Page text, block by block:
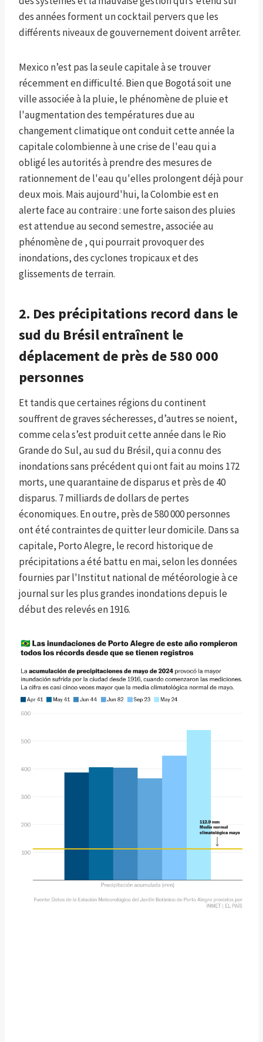
des années forment un cocktail pervers que les
différents niveaux de gouvernement doivent arrêter.
Mexico n’est pas la seule capitale à se trouver
récemment en difficulté. Bien que Bogotá soit une
ville associée à la pluie, le phénomène de pluie et
l'augmentation des températures due au
changement climatique ont conduit cette année la
capitale colombienne à une crise de l'eau qui a
obligé les autorités à prendre des mesures de
rationnement de l'eau qu'elles prolongent déjà pour
deux mois. Mais aujourd'hui, la Colombie est en
alerte face au contraire : une forte saison des pluies
est attendue au second semestre, associée au
phénomène de , qui pourrait provoquer des
inondations, des cyclones tropicaux et des
glissements de terrain.
2. Des précipitations record dans le
sud du Brésil entraînent le
déplacement de près de 580 000
personnes
Et tandis que certaines régions du continent
souffrent de graves sécheresses, d’autres se noient,
comme cela s’est produit cette année dans le Rio
Grande do Sul, au sud du Brésil, qui a connu des
inondations sans précédent qui ont fait au moins 172
morts, une quarantaine de disparus et près de 40
disparus. 7 milliards de dollars de pertes
économiques. En outre, près de 580 000 personnes
ont été contraintes de quitter leur domicile. Dans sa
capitale, Porto Alegre, le record historique de
précipitations a été battu en mai, selon les données
fournies par l'Institut national de météorologie à ce
journal sur les plus grandes inondations depuis le
début des relevés en 1916.